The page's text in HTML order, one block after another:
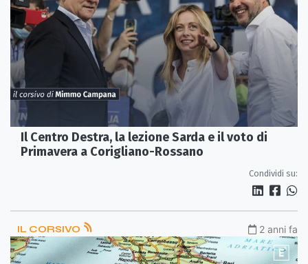
Il Centro Destra, la lezione Sarda e il voto di
Primavera a Corigliano-Rossano
Condividi su:
IL CORSIVO 2 anni fa